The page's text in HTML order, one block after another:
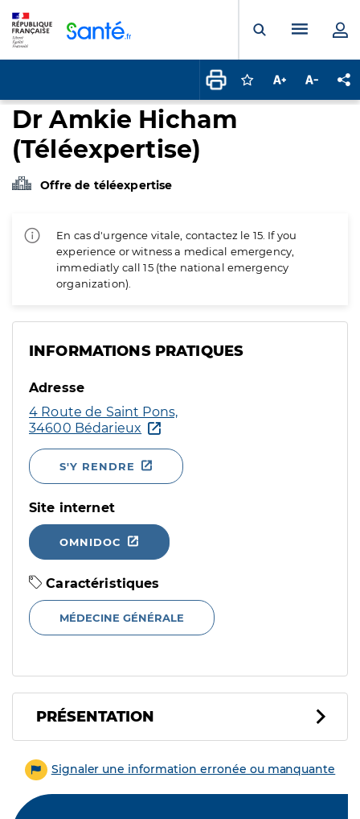
Ouvrir laMenu
Connectez-vous
Augmenter la
Dr Amkie Hicham
(Téléexpertise)
Offre de téléexpertise
En cas d'urgence vitale, contactez le 15. If you
experience or witness a medical emergency,
immediatly call 15 (the national emergency
organization).
INFORMATIONS PRATIQUES
Adresse
4 Route de Saint Pons,
34600 Bédarieux
S'Y RENDRE
Site internet
OMNIDOC
Caractéristiques
MÉDECINE GÉNÉRALE
PRÉSENTATION
Signaler une information erronée ou manquante